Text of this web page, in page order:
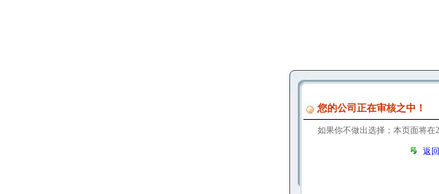
您的公司正在审核之中！
如果你不做出选择；本页面将在1
返